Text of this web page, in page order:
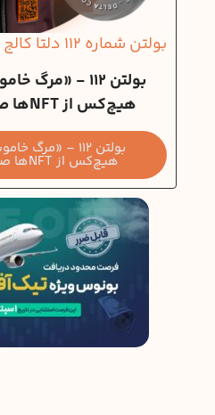
بولتن شماره 112 دلتا کالج منتشر شد:
هیچ‌کس از NFTها صحبت نمی‌کند؟»
هیچ‌کس از NFTها صحبت نمی‌کند؟»